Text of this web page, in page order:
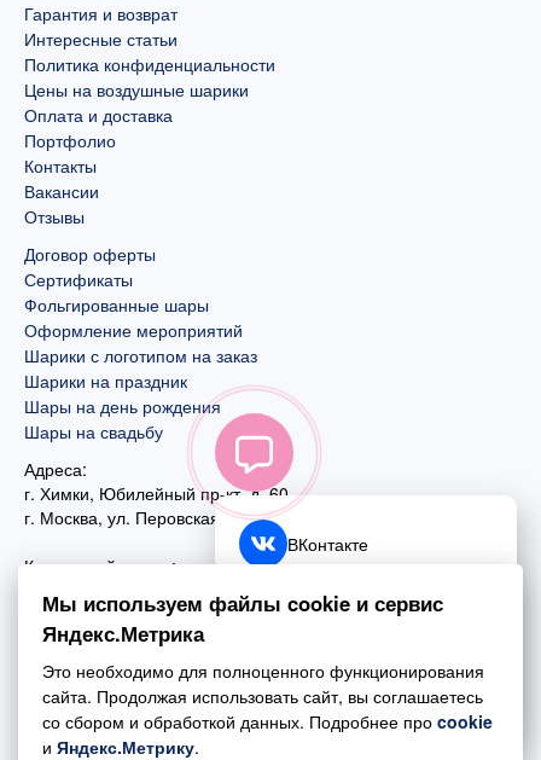
Гарантия и возврат
Интересные статьи
Политика конфиденциальности
Цены на воздушные шарики
Оплата и доставка
Портфолио
Контакты
Вакансии
Отзывы
Договор оферты
Сертификаты
Фольгированные шары
Оформление мероприятий
Шарики с логотипом на заказ
Шарики на праздник
Шары на день рождения
Шары на свадьбу
Адреса:
г. Химки, Юбилейный пр-кт, д. 60
г. Москва, ул. Перовская, д. 59
Контактный номер:
+7 (495) 970-44-75
Почта:
mail@esta-fiesta.ru
Режим работы интернет-магазина:
ВКонтакте
Telegram
Обратный звонок
Мы используем файлы cookie и сервис
Яндекс.Метрика
Это необходимо для полноценного функционирования
сайта. Продолжая использовать сайт, вы соглашаетесь
со сбором и обработкой данных. Подробнее про cookie
и Яндекс.Метрику.